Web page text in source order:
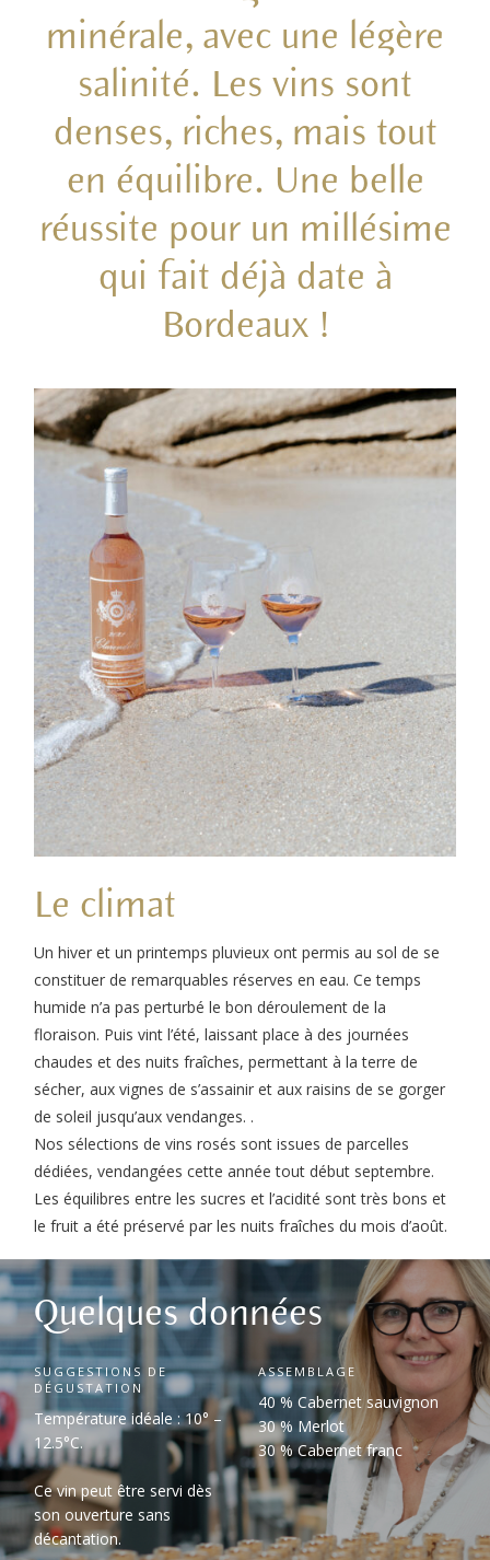
minérale, avec une légère
salinité. Les vins sont
denses, riches, mais tout
en équilibre. Une belle
réussite pour un millésime
qui fait déjà date à
Bordeaux !
Le climat
Un hiver et un printemps pluvieux ont permis au sol de se
constituer de remarquables réserves en eau. Ce temps
humide n’a pas perturbé le bon déroulement de la
floraison. Puis vint l’été, laissant place à des journées
chaudes et des nuits fraîches, permettant à la terre de
sécher, aux vignes de s’assainir et aux raisins de se gorger
de soleil jusqu’aux vendanges. .
Nos sélections de vins rosés sont issues de parcelles
dédiées, vendangées cette année tout début septembre.
Les équilibres entre les sucres et l’acidité sont très bons et
le fruit a été préservé par les nuits fraîches du mois d’août.
Quelques données
SUGGESTIONS DE
DÉGUSTATION
Température idéale : 10° –
12.5°C.
Ce vin peut être servi dès
son ouverture sans
décantation.
ASSEMBLAGE
40 % Cabernet sauvignon
30 % Merlot
30 % Cabernet franc